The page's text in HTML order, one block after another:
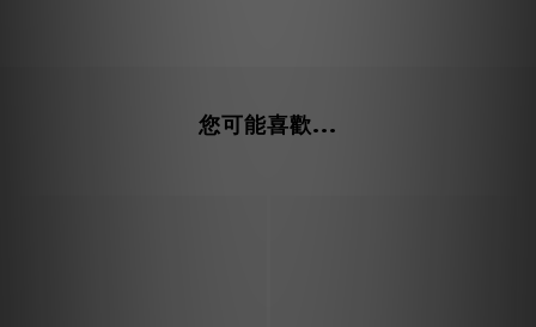
您可能喜歡...